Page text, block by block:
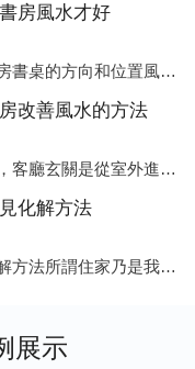
房風水才好
白土村教您如何布置書房書桌的方向和位置風水中所說的方位，顧名思義包括方向和位置兩個概念，那么書桌的方向應該向著哪里呢？一般來說，將書桌對著門放置比較 好，比如您書房的門是向南的，就將書桌也向著門放置即可；這
改善風水的方法
白土村傳統風水學認為，客廳玄關是從室外進入客廳的必經之路，是進入客廳的緩沖區。它讓進入者靜氣斂神，同時也是引氣入室的必經之道。客廳的玄關除了有防泄、遮掩的風水作用之外，并且還有家居裝飾上的美化作用，因此它設
化解方法
白土村家居風水常見化解方法所謂住家乃是我們日常生活所在的地方，在那兒睡覺，也在那兒恢復白天工作的疲勞。并非經常有人常住的房子、辦公室之類，人們寢食不在那兒的建筑物，此種房子并非家居風水的對象。為什么呢?因為
展示